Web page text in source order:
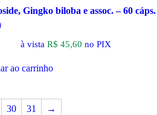
Gingko biloba e assoc. – 60 cáps.
à vista R$ 45,60 no PIX
ao carrinho
30 31 →